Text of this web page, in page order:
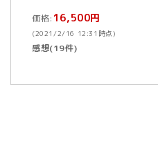
価格: 16,500円
(2021/2/16 12:31時点)
感想(19件)